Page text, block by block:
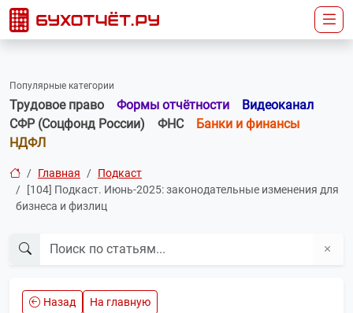
Популярные категории
Трудовое право Формы отчётности
Видеоканал
СФР (Соцфонд России)
ФНС
Банки и финансы
НДФЛ
Главная
Подкаст
[104] Подкаст. Июнь-2025: законодательные изменения для
бизнеса и физлиц
Назад На главную